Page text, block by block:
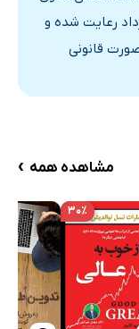
رعایت شده و
قانونی
مشاهده همه ›
۳۰٪